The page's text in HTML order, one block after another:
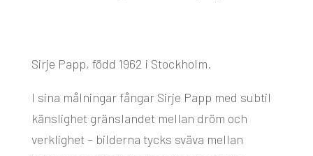
Sirje Papp, född 1962 i Stockholm.
​I sina målningar fångar Sirje Papp med subtil
känslighet gränslandet mellan dröm och
verklighet – bilderna tycks sväva mellan